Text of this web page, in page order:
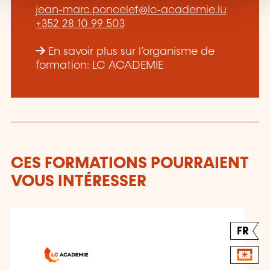
jean-marc.poncelet@lc-academie.lu
+352 28 10 99 503
En savoir plus sur l’organisme de
formation: LC ACADEMIE
CES FORMATIONS POURRAIENT
VOUS INTÉRESSER
FR